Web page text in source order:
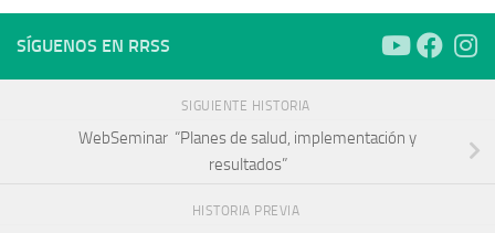
SÍGUENOS EN RRSS
SIGUIENTE HISTORIA
WebSeminar “Planes de salud, implementación y
resultados”
HISTORIA PREVIA